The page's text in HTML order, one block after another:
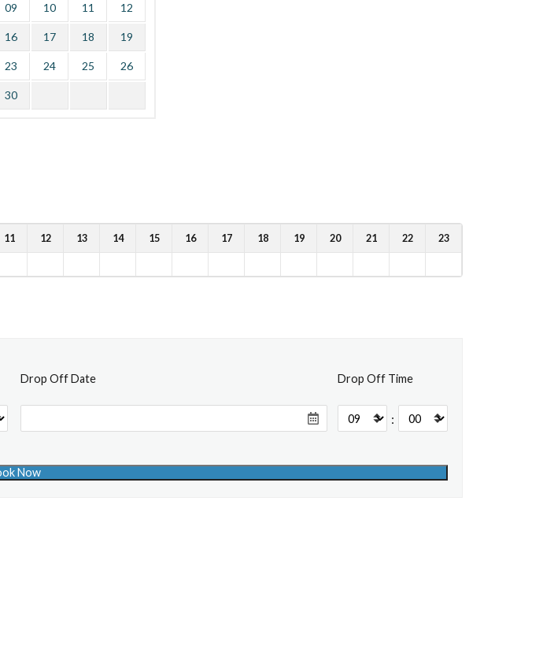
09 10 11 12
16 17 18 19
23 24 25 26
30
11 12 13 14 15 16 17 18 19 20 21 22 23
Drop Off Date Drop Off Time
: